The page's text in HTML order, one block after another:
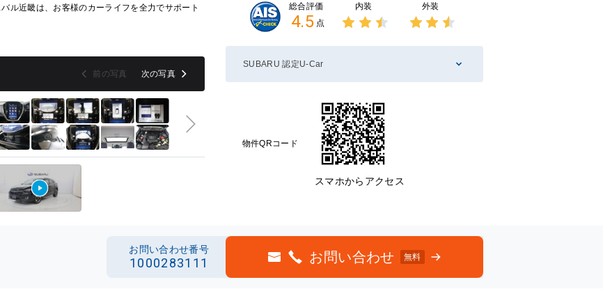
ル近畿は、お客様のカーライフを全力でサポート
前の写真 次の写真
総合評価
4.5 点
内装
2.5点
外装
2.5点
の評価
SUBARU 認定U-Car
物件QRコード
スマホからアクセス
お問い合わせ番号
1000283111 お問い合わせ 無料